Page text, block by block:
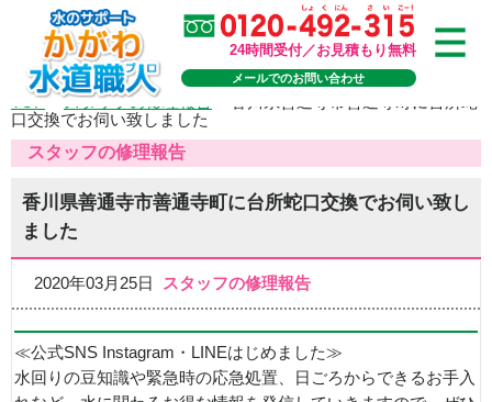
24時間受付／お見積もり無料
メールでのお問い合わせ
TOP>スタッフの修理報告
口交換でお伺い致しました
スタッフの修理報告
香川県善通寺市善通寺町に台所蛇口交換でお伺い致し
ました
2020年03月25日 スタッフの修理報告
≪公式SNS Instagram・LINEはじめました≫
水回りの豆知識や緊急時の応急処置、日ごろからできるお手入